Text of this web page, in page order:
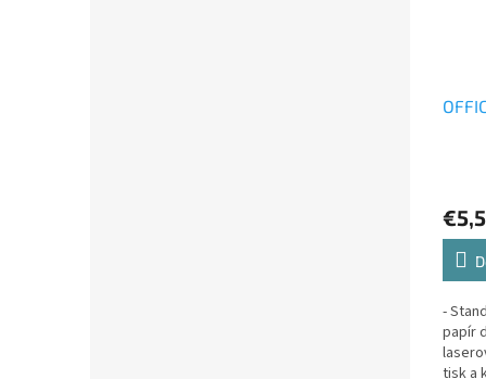
-
papír
tisk a